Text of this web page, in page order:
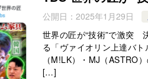
公開日： 2025年1月29日
世界の匠が“技術”で激突
る「ヴァイオリン上達バ
（M!LK）・MJ（ASTRO
[…]